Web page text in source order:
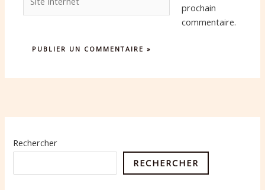
Internet
prochain
commentaire.
Rechercher
RECHERCHER